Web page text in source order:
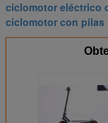
ciclomotor eléctrico
ciclomotor con pilas